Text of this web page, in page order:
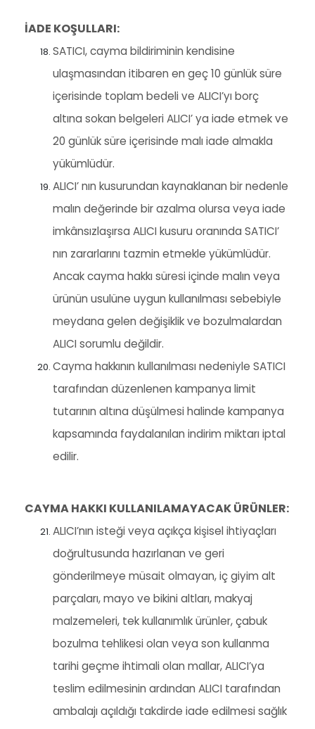
İADE KOŞULLARI:
SATICI, cayma bildiriminin kendisine
ulaşmasından itibaren en geç 10 günlük süre
içerisinde toplam bedeli ve ALICI’yı borç
altına sokan belgeleri ALICI’ ya iade etmek ve
20 günlük süre içerisinde malı iade almakla
yükümlüdür.
ALICI’ nın kusurundan kaynaklanan bir nedenle
malın değerinde bir azalma olursa veya iade
imkânsızlaşırsa ALICI kusuru oranında SATICI’
nın zararlarını tazmin etmekle yükümlüdür.
Ancak cayma hakkı süresi içinde malın veya
ürünün usulüne uygun kullanılması sebebiyle
meydana gelen değişiklik ve bozulmalardan
ALICI sorumlu değildir.
Cayma hakkının kullanılması nedeniyle SATICI
tarafından düzenlenen kampanya limit
tutarının altına düşülmesi halinde kampanya
kapsamında faydalanılan indirim miktarı iptal
edilir.
CAYMA HAKKI KULLANILAMAYACAK ÜRÜNLER:
ALICI’nın isteği veya açıkça kişisel ihtiyaçları
doğrultusunda hazırlanan ve geri
gönderilmeye müsait olmayan, iç giyim alt
parçaları, mayo ve bikini altları, makyaj
malzemeleri, tek kullanımlık ürünler, çabuk
bozulma tehlikesi olan veya son kullanma
tarihi geçme ihtimali olan mallar, ALICI’ya
teslim edilmesinin ardından ALICI tarafından
ambalajı açıldığı takdirde iade edilmesi sağlık